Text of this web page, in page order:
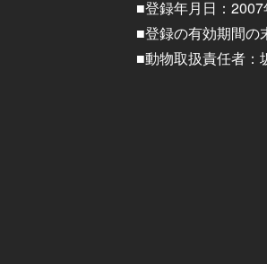
■登録年月日：
■登録の有効期間の
■動物取扱責任者：